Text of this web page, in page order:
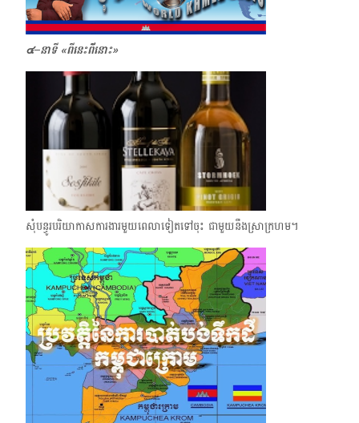
๔–នាទី «ពីនេះពី័នោះ»
សុំបន្ធូរបរិយាកាសការងារមួយពេលាទៀតទៅចុះ ជាមួយនឹងស្រាក្រហម។